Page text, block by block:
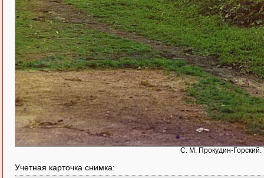
С. М. Прокудин-Горский.
Учетная карточка снимка: